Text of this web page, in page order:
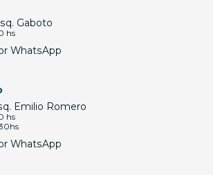
Gaboto
hs
WhatsApp
Emilio Romero
hs
WhatsApp